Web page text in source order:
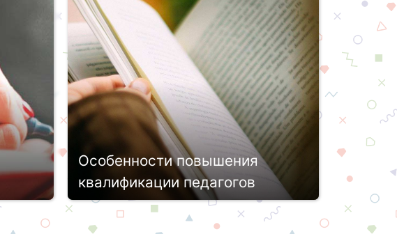
Особенности повышения
квалификации педагогов
Современная система образования